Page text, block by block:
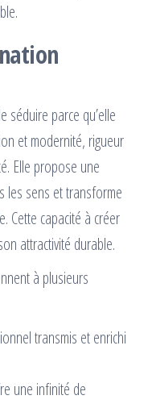
séduire parce qu’elle
et modernité, rigueur
Elle propose une
les sens et transforme
Cette capacité à créer
attractivité durable.
à plusieurs
transmis et enrichi
une infinité de